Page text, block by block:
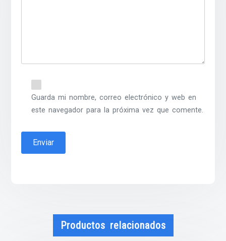
Guarda mi nombre, correo electrónico y web en
este navegador para la próxima vez que comente.
Productos relacionados